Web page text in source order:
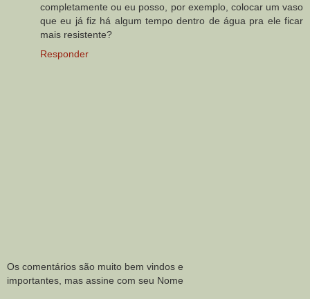
completamente ou eu posso, por exemplo, colocar um vaso
que eu já fiz há algum tempo dentro de água pra ele ficar
mais resistente?
Responder
Os comentários são muito bem vindos e
importantes, mas assine com seu Nome